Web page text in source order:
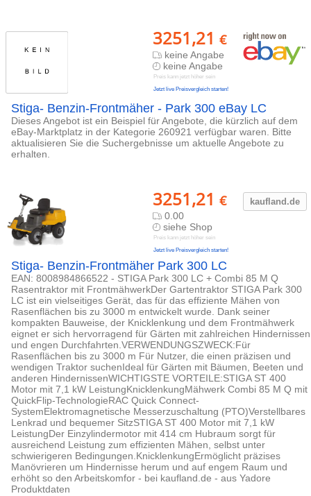
3251,21 €
keine Angabe
keine Angabe
Preis kann jetzt höher sein
Jetzt live Preisvergleich starten!
Stiga- Benzin-Frontmäher - Park 300 eBay LC
Dieses Angebot ist ein Beispiel für Angebote, die kürzlich auf dem
eBay-Marktplatz in der Kategorie 260921 verfügbar waren. Bitte
aktualisieren Sie die Suchergebnisse um aktuelle Angebote zu
erhalten.
kaufland.de
3251,21 €
0.00
siehe Shop
Preis kann jetzt höher sein
Jetzt live Preisvergleich starten!
Stiga- Benzin-Frontmäher Park 300 LC
EAN: 8008984866522 - STIGA Park 300 LC + Combi 85 M Q
Rasentraktor mit FrontmähwerkDer Gartentraktor STIGA Park 300
LC ist ein vielseitiges Gerät, das für das effiziente Mähen von
Rasenflächen bis zu 3000 m entwickelt wurde. Dank seiner
kompakten Bauweise, der Knicklenkung und dem Frontmähwerk
eignet er sich hervorragend für Gärten mit zahlreichen Hindernissen
und engen Durchfahrten.VERWENDUNGSZWECK:Für
Rasenflächen bis zu 3000 m Für Nutzer, die einen präzisen und
wendigen Traktor suchenIdeal für Gärten mit Bäumen, Beeten und
anderen HindernissenWICHTIGSTE VORTEILE:STIGA ST 400
Motor mit 7,1 kW LeistungKnicklenkungMähwerk Combi 85 M Q mit
QuickFlip-TechnologieRAC Quick Connect-
SystemElektromagnetische Messerzuschaltung (PTO)Verstellbares
Lenkrad und bequemer SitzSTIGA ST 400 Motor mit 7,1 kW
LeistungDer Einzylindermotor mit 414 cm Hubraum sorgt für
ausreichend Leistung zum effizienten Mähen, selbst unter
schwierigeren Bedingungen.KnicklenkungErmöglicht präzises
Manövrieren um Hindernisse herum und auf engem Raum und
erhöht so den Arbeitskomfor - bei kaufland.de - aus Yadore
Produktdaten